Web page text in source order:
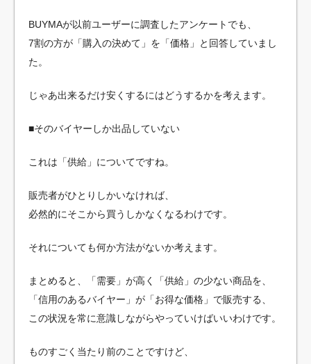
BUYMAが以前ユーザーに調査したアンケートでも、
7割の方が「購入の決めて」を「価格」と回答していまし
た。
じゃあ出来るだけ安くするにはどうするかを考えます。
■そのバイヤーしか出品していない
これは「供給」についてですね。
販売者がひとりしかいなければ、
必然的にそこから買うしかなくなるわけです。
それについても何か方法がないか考えます。
まとめると、「需要」が高く「供給」の少ない商品を、
「信用のあるバイヤー」が「お得な価格」で販売する、
この状況を常に意識しながらやっていけばいいわけです。
ものすごく当たり前のことですけど、